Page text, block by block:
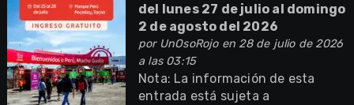
del lunes 27 de julio al domingo
2 de agosto del 2026
por UnOsoRojoen 28 de julio de 2026
a las 03:15
Nota: La información de esta
entrada está sujeta a